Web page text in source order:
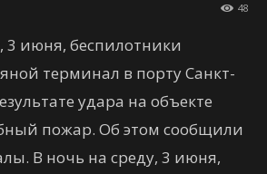
48
3 июня, беспилотники
терминал в порту Санкт-
удара на объекте
пожар. Об этом сообщили
В ночь на среду, 3 июня,